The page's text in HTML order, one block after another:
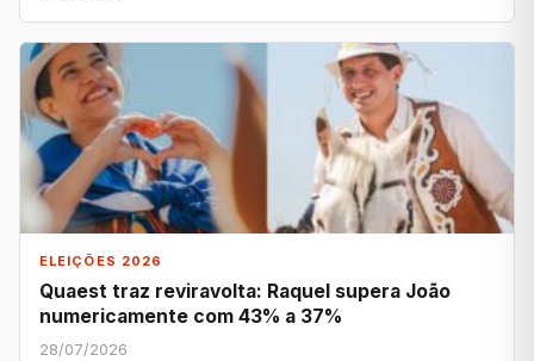
ELEIÇÕES 2026
Quaest traz reviravolta: Raquel supera João
numericamente com 43% a 37%
28/07/2026